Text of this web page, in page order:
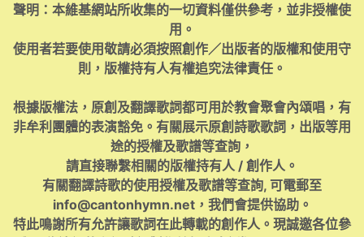
聲明：本維基網站所收集的一切資料僅供參考，並非授權使
用。
使用者若要使用敬請必須按照創作／出版者的版權和使用守
則，版權持有人有權追究法律責任。
根據版權法，原創及翻譯歌詞都可用於教會聚會內頌唱，有
非牟利團體的表演豁免。有關展示原創詩歌歌詞，出版等用
途的授權及歌譜等查詢，
請直接聯繫相關的版權持有人 / 創作人。
有關翻譯詩歌的使用授權及歌譜等查詢, 可電郵至
info@cantonhymn.net，我們會提供協助。
特此鳴謝所有允許讓歌詞在此轉載的創作人。現誠邀各位參